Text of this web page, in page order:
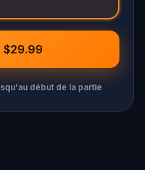
$29.99
début de la partie